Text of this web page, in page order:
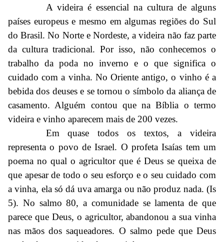
A videira é essencial na cultura de alguns
países europeus e mesmo em algumas regiões do Sul
do Brasil. No Norte e Nordeste, a videira não faz parte
da cultura tradicional. Por isso, não conhecemos o
trabalho da poda no inverno e o que significa o
cuidado com a vinha. No Oriente antigo, o vinho é a
bebida dos deuses e se tornou o símbolo da aliança de
casamento. Alguém contou que na Bíblia o termo
videira e vinho aparecem mais de 200 vezes.
Em quase todos os textos, a videira
representa o povo de Israel. O profeta Isaías tem um
poema no qual o agricultor que é Deus se queixa de
que apesar de todo o seu esforço e o seu cuidado com
a vinha, ela só dá uva amarga ou não produz nada. (Is
5). No salmo 80, a comunidade se lamenta de que
parece que Deus, o agricultor, abandonou a sua vinha
nas mãos dos saqueadores. O salmo pede que Deus